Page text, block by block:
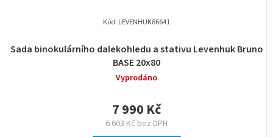
Sada binokulárního dalekohledu a stativu Levenhuk Bruno
BASE 20x80
Vyprodáno
6 603 Kč bez DPH
7 990 Kč
Kód: LEVENHUK86641